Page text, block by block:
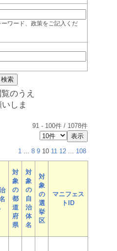
ワード、政策をご記入くだ
のうえ
しま
91 - 100件 / 1078件
1 ... 8 9 10 11 12 ... 108
対
象
の
都
道
府
県
対
象
の
自
治
体
名
対
象
の
選
挙
区
マニフェス
トID